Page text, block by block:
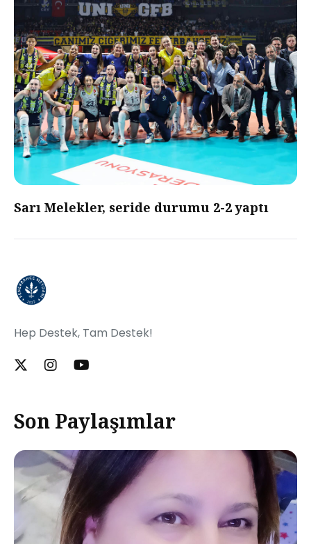
Sarı Melekler, seride durumu 2-2 yaptı
Hep Destek, Tam Destek!
Son Paylaşımlar